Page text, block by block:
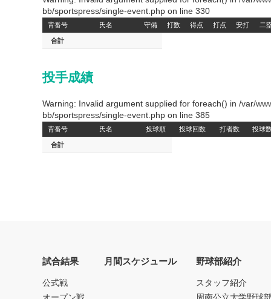
bb/sportspress/single-event.php on line 330
背番号 氏名 守備 打数 得点 打点 安打 二
合計
投手成績
Warning: Invalid argument supplied for foreach() in /var/
bb/sportspress/single-event.php on line 385
背番号 氏名 投球順 投球回数 打者数 投球
合計
試合結果
公式戦
月間スケジュール 野球部紹介
スタッフ紹介